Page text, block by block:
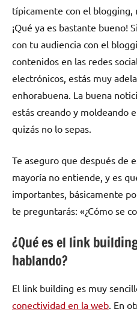
típicamente con el blogging,
¡Qué ya es bastante bueno!
con tu audiencia con el
contenidos en las redes
electrónicos, estás muy
enhorabuena. La buena
estás creando y moldeando
quizás no lo sepas.
Te aseguro que después de
mayoría no entiende, y es
importantes, básicamente
te preguntarás: «¿Cómo se
¿Qué es el link
hablando?
El link building es muy
conectividad en la web. En